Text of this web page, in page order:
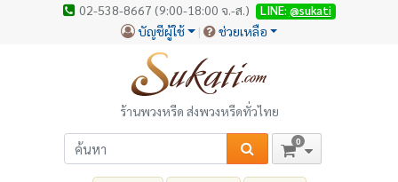
02-538-8667 (9:00-18:00 จ.-ส.) LINE: @sukati
บัญชีผู้ใช้ ช่วยเหลือ
ร้านพวงหรีด ส่งพวงหรีดทั่วไทย
0